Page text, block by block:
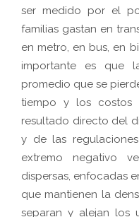
ser medido por el
familias gastan en
en metro, en bus, en
importante es que
promedio que se
tiempo y los costos
resultado directo del
y de las
extremo negativo
dispersas, enfocadas
que mantienen la
separan y alejan los